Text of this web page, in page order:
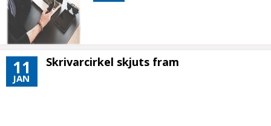
11
JAN
Skrivarcirkel skjuts fram